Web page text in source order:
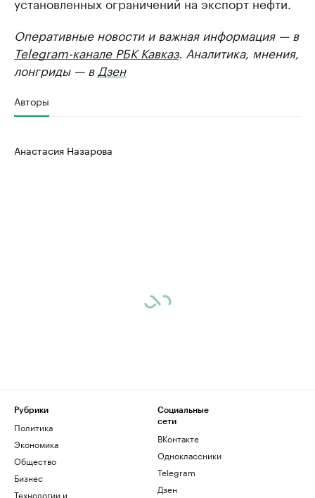
Оперативные новости и важная информация — в
Telegram-канале РБК Кавказ. Аналитика, мнения,
лонгриды — в Дзен
Авторы
Анастасия Назарова
Рубрики
Политика
Экономика
Общество
Бизнес
Технологии и
Социальные
сети
ВКонтакте
Одноклассники
Telegram
Дзен